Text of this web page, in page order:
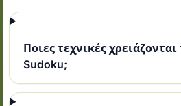
Ποιες τεχνικές
Sudoku;